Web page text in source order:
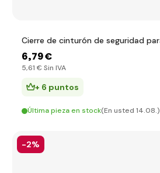
Cierre de cinturón de seguridad
6,79 €
5,61 € Sin IVA
+ 6 puntos
Última pieza en stock(En usted 14.08.)
-2%